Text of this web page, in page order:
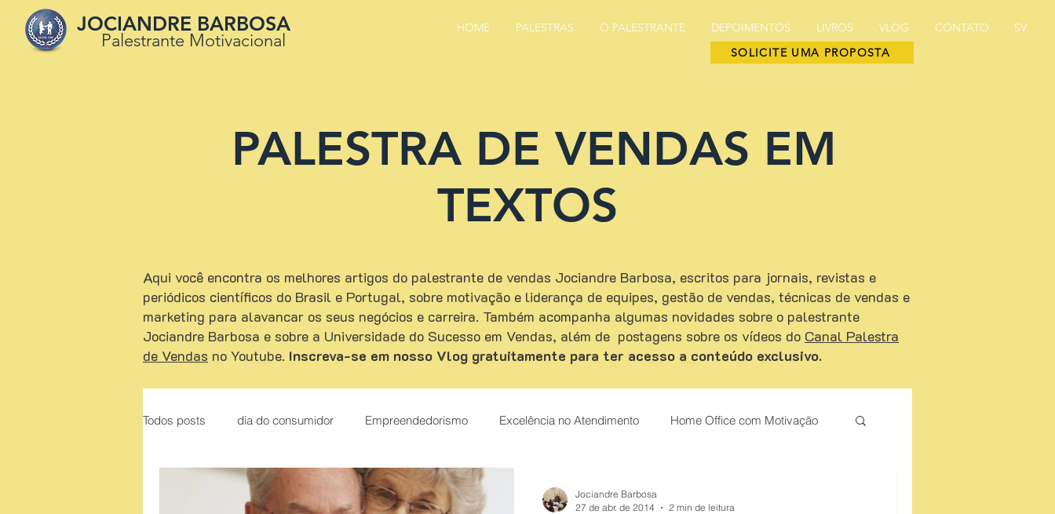
JOCIANDRE BARBOSA
Palestrante Motivacional
HOME PALESTRAS O PALESTRANTE DEPOIMENTOS LIVROS VLOG CONTATO
SV
SOLICITE UMA PROPOSTA
PALESTRA DE VENDAS EM
TEXTOS
Aqui você encontra os melhores artigos do palestrante de vendas Jociandre Barbosa, escritos para jornais, revistas e
periódicos científicos do Brasil e Portugal, sobre motivação e liderança de equipes, gestão de vendas, técnicas de vendas e
marketing para alavancar os seus negócios e carreira. Também acompanha algumas novidades sobre o palestrante
Jociandre Barbosa e sobre a Universidade do Sucesso em Vendas, além de postagens sobre os vídeos do Canal Palestra
de Vendas no Youtube. Inscreva-se em nosso Vlog gratuitamente para ter acesso a conteúdo exclusivo.
Todos posts dia do consumidor Empreendedorismo Excelência no Atendimento Home Office com Motivação
O Poder do Otimismo palestrante de vendas
Jociandre Barbosa
27 de abr. de 2014
2 min de leitura